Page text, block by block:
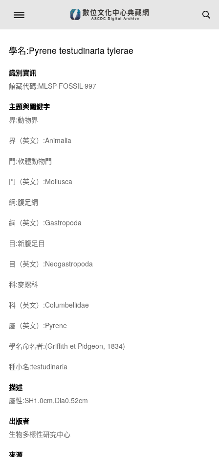
學名:Pyrene testudinaria tylerae
識別資訊
館藏代碼:MLSP-FOSSIL-997
主題與關鍵字
界:動物界
界（英文）:Animalia
門:軟體動物門
門（英文）:Mollusca
綱:腹足綱
綱（英文）:Gastropoda
目:新腹足目
目（英文）:Neogastropoda
科:麥螺科
科（英文）:Columbellidae
屬（英文）:Pyrene
學名命名者:(Griffith et Pidgeon, 1834)
種小名:testudinaria
描述
屬性:SH1.0cm,Dia0.52cm
出版者
生物多樣性研究中心
來源